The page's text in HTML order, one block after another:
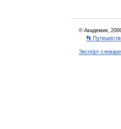
© Академик,
👣
Экспорт